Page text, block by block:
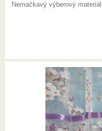
Nemačkavý výberový